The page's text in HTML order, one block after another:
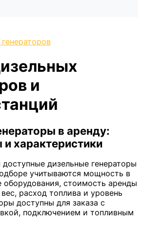
и
в аренду:
характеристики
дизельные генераторы
учитываются мощность в
оборудования, стоимость аренды
расход топлива и уровень
доступны для заказа с
подключением и топливным